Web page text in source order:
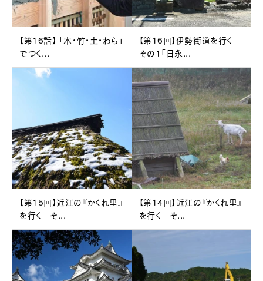
【第16話】 「木・竹・土・わら」
でつく...
【第16回】伊勢街道を行く―
その1「日永...
【第15回】近江の『かくれ里』
を行く―そ...
【第14回】近江の『かくれ里』
を行く―そ...